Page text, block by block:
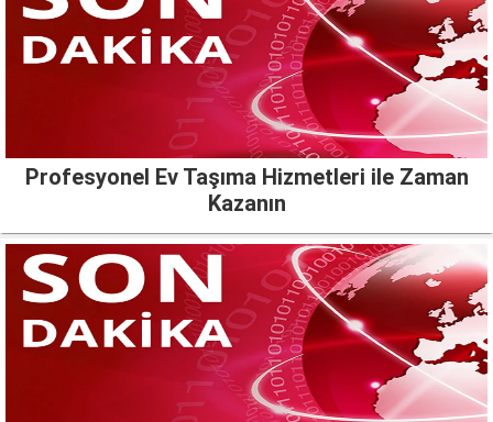
Profesyonel Ev Taşıma Hizmetleri ile Zaman
Kazanın